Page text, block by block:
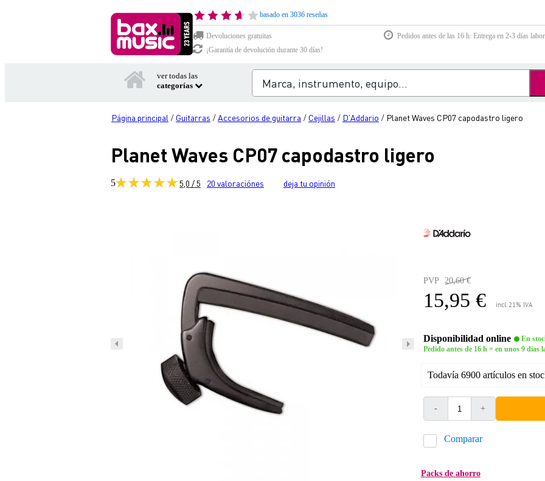
basado en 3036 reseñas
Devoluciones gratuitas
Pedidos antes de las 16 h: Entrega en 2-3 días
¡Garantía de devolución durante 30 días!
ver todas las
categorías
Página principal / Guitarras /Accesorios de guitarra / Cejillas / D'Addario / Planet Waves CP07 capodastro ligero
Planet Waves CP07 capodastro ligero
5 5,0 / 5 20 valoraciónes deja tu opinión
PVP 20,60 €
15,95 € incl. 21% IVA
Disponibilidad online
En
Pedido antes de 16 h = en unos 9 días
Todavía 6900 artículos en
- +
Comparar
Packs de ahorro